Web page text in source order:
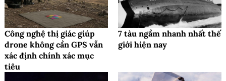
Công nghệ thị giác giúp
drone không cần GPS vẫn
xác định chính xác mục
tiêu
7 tàu ngầm nhanh nhất thế
giới hiện nay